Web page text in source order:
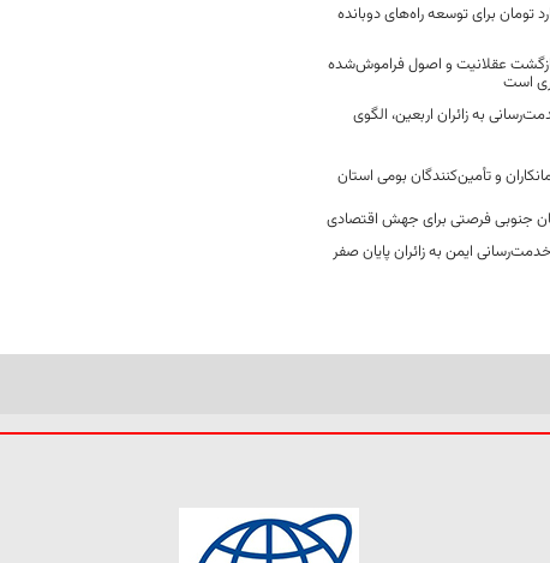
2500 میلیارد تومان برای توسعه راه‌های دوبانده
عقلانیت و اصول فراموش‌شده
است
به زائران اربعین، الگوی
و تأمین‌کنندگان بومی استان
جنوبی فرصتی برای جهش اقتصادی
ایمن به زائران پایان صفر